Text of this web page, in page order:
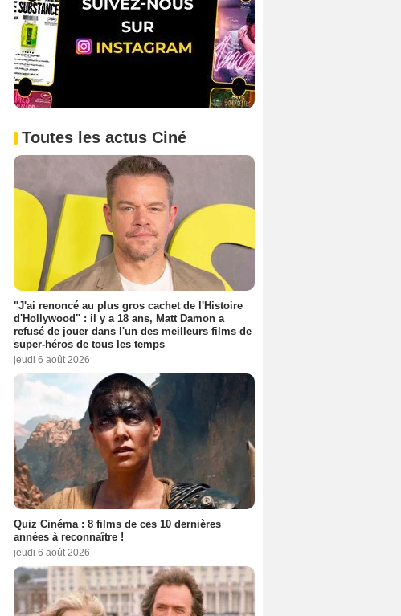
Toutes les actus Ciné
"J'ai renoncé au plus gros cachet de l'Histoire
d'Hollywood" : il y a 18 ans, Matt Damon a
refusé de jouer dans l'un des meilleurs films de
super-héros de tous les temps
jeudi 6 août 2026
Quiz Cinéma : 8 films de ces 10 dernières
années à reconnaître !
jeudi 6 août 2026